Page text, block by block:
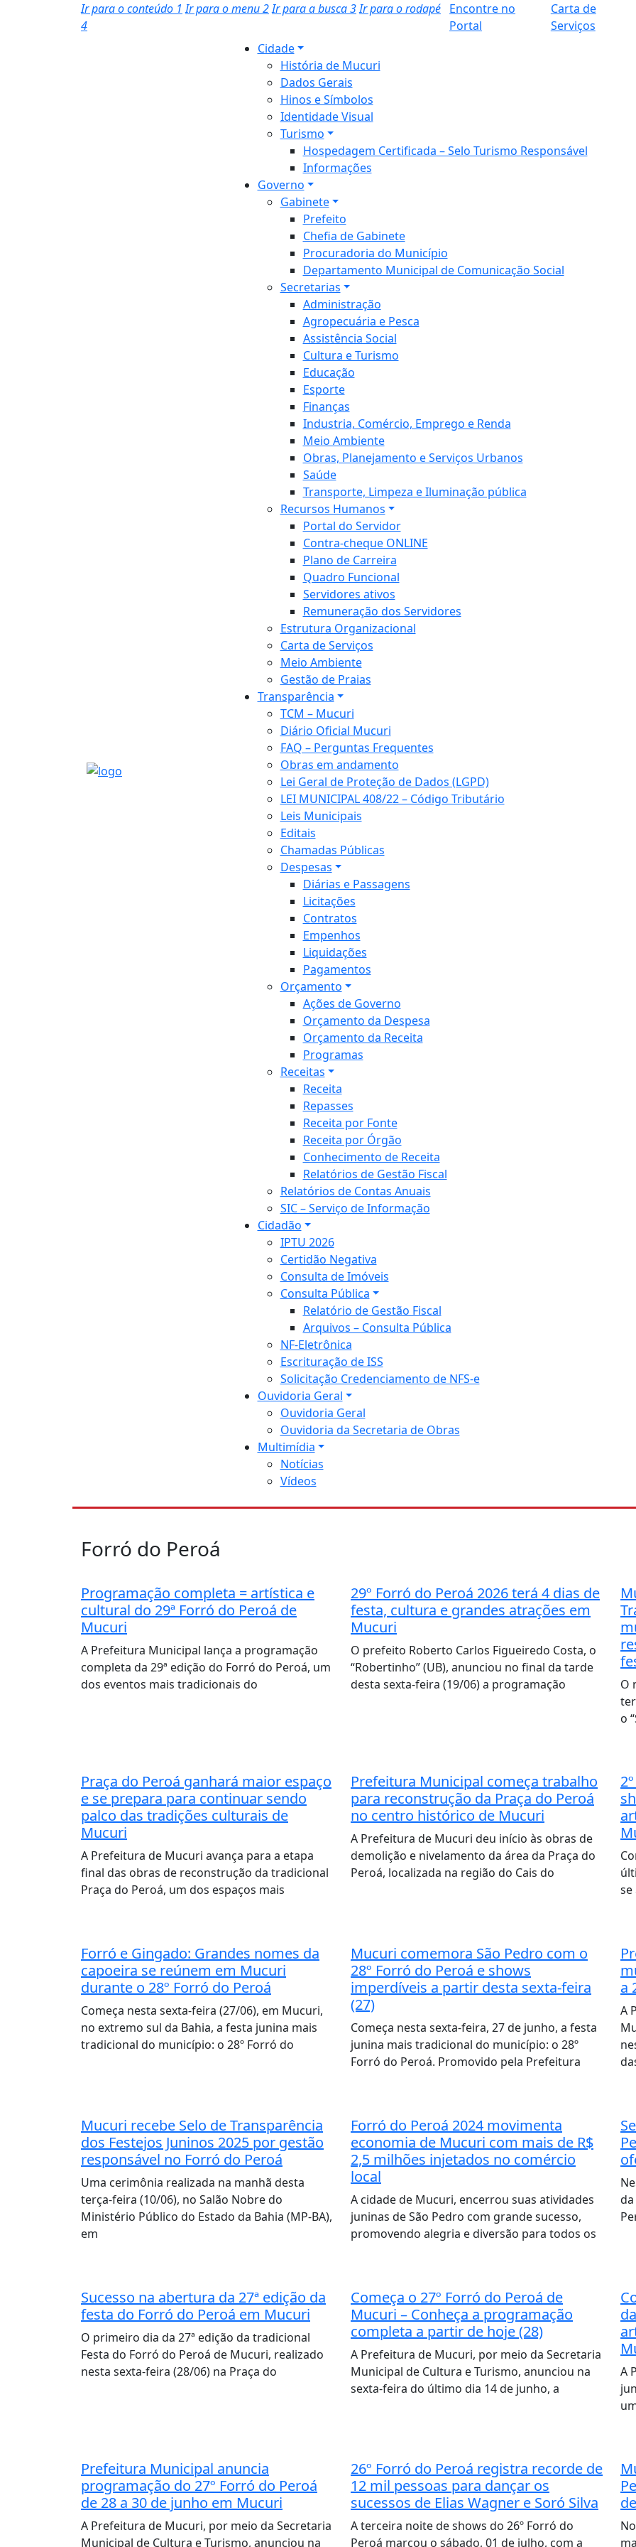
Ir para o conteúdo 1 Ir para o menu2Ir para a busca3Ir para o rodapé
4
Encontre no
Portal
Carta de
Serviços
Cidade
História de Mucuri
Dados Gerais
Hinos e Símbolos
Identidade Visual
Turismo
Hospedagem Certificada – Selo Turismo Responsável
Informações
Governo
Gabinete
Prefeito
Chefia de Gabinete
Procuradoria do Município
Departamento Municipal de Comunicação Social
Secretarias
Administração
Agropecuária e Pesca
Assistência Social
Cultura e Turismo
Educação
Esporte
Finanças
Industria, Comércio, Emprego e Renda
Meio Ambiente
Obras, Planejamento e Serviços Urbanos
Saúde
Transporte, Limpeza e Iluminação pública
Recursos Humanos
Portal do Servidor
Contra-cheque ONLINE
Plano de Carreira
Quadro Funcional
Servidores ativos
Remuneração dos Servidores
Estrutura Organizacional
Carta de Serviços
Meio Ambiente
Gestão de Praias
Transparência
TCM – Mucuri
Diário Oficial Mucuri
FAQ – Perguntas Frequentes
Obras em andamento
Lei Geral de Proteção de Dados (LGPD)
LEI MUNICIPAL 408/22 – Código Tributário
Leis Municipais
Editais
Chamadas Públicas
Despesas
Diárias e Passagens
Licitações
Contratos
Empenhos
Liquidações
Pagamentos
Orçamento
Ações de Governo
Orçamento da Despesa
Orçamento da Receita
Programas
Receitas
Receita
Repasses
Receita por Fonte
Receita por Órgão
Conhecimento de Receita
Relatórios de Gestão Fiscal
Relatórios de Contas Anuais
SIC – Serviço de Informação
Cidadão
IPTU 2026
Certidão Negativa
Consulta de Imóveis
Consulta Pública
Relatório de Gestão Fiscal
Arquivos – Consulta Pública
NF-Eletrônica
Escrituração de ISS
Solicitação Credenciamento de NFS-e
Ouvidoria Geral
Ouvidoria Geral
Ouvidoria da Secretaria de Obras
Multimídia
Notícias
Vídeos
Forró do Peroá
Programação completa = artística e
cultural do 29ª Forró do Peroá de
Mucuri
A Prefeitura Municipal lança a programação
completa da 29ª edição do Forró do Peroá, um
dos eventos mais tradicionais do
29º Forró do Peroá 2026 terá 4 dias de
festa, cultura e grandes atrações em
Mucuri
O prefeito Roberto Carlos Figueiredo Costa, o
“Robertinho” (UB), anunciou no final da tarde
desta sexta-feira (19/06) a programação
O
o
Praça do Peroá ganhará maior espaço
e se prepara para continuar sendo
palco das tradições culturais de
Mucuri
A Prefeitura de Mucuri avança para a etapa
final das obras de reconstrução da tradicional
Praça do Peroá, um dos espaços mais
Prefeitura Municipal começa trabalho
para reconstrução da Praça do Peroá
no centro histórico de Mucuri
A Prefeitura de Mucuri deu início às obras de
demolição e nivelamento da área da Praça do
Peroá, localizada na região do Cais do
Forró e Gingado: Grandes nomes da
capoeira se reúnem em Mucuri
durante o 28º Forró do Peroá
Começa nesta sexta-feira (27/06), em Mucuri,
no extremo sul da Bahia, a festa junina mais
tradicional do município: o 28º Forró do
Mucuri comemora São Pedro com o
28º Forró do Peroá e shows
imperdíveis a partir desta sexta-feira
(27)
Começa nesta sexta-feira, 27 de junho, a festa
junina mais tradicional do município: o 28º
Forró do Peroá. Promovido pela Prefeitura
a
A
Mucuri recebe Selo de Transparência
dos Festejos Juninos 2025 por gestão
responsável no Forró do Peroá
Uma cerimônia realizada na manhã desta
terça-feira (10/06), no Salão Nobre do
Ministério Público do Estado da Bahia (MP-BA),
em
Forró do Peroá 2024 movimenta
economia de Mucuri com mais de R$
2,5 milhões injetados no comércio
local
A cidade de Mucuri, encerrou suas atividades
juninas de São Pedro com grande sucesso,
promovendo alegria e diversão para todos os
Sucesso na abertura da 27ª edição da
festa do Forró do Peroá em Mucuri
O primeiro dia da 27ª edição da tradicional
Festa do Forró do Peroá de Mucuri, realizado
nesta sexta-feira (28/06) na Praça do
Começa o 27º Forró do Peroá de
Mucuri – Conheça a programação
completa a partir de hoje (28)
A Prefeitura de Mucuri, por meio da Secretaria
Municipal de Cultura e Turismo, anunciou na
sexta-feira do último dia 14 de junho, a
A
Prefeitura Municipal anuncia
programação do 27º Forró do Peroá
de 28 a 30 de junho em Mucuri
A Prefeitura de Mucuri, por meio da Secretaria
Municipal de Cultura e Turismo, anunciou na
26º Forró do Peroá registra recorde de
12 mil pessoas para dançar os
sucessos de Elias Wagner e Soró Silva
A terceira noite de shows do 26º Forró do
Peroá marcou o sábado, 01 de julho, com a